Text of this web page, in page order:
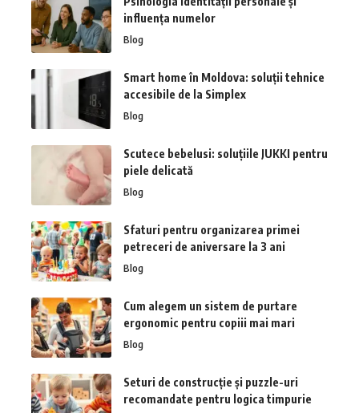
influența numelor
Blog
Smart home în Moldova: soluții tehnice
accesibile de la Simplex
Blog
Scutece bebelusi: soluțiile JUKKI pentru
piele delicată
Blog
Sfaturi pentru organizarea primei
petreceri de aniversare la 3 ani
Blog
Cum alegem un sistem de purtare
ergonomic pentru copiii mai mari
Blog
Seturi de construcție și puzzle-uri
recomandate pentru logica timpurie